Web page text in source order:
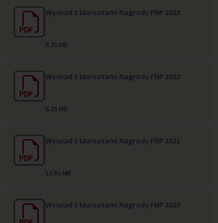
Wywiad z laureatami Nagrody FNP 2023
5.70 MB
Wywiad z laureatami Nagrody FNP 2022
6.35 MB
Wywiad z laureatami Nagrody FNP 2021
13.03 MB
Wywiad z laureatami Nagrody FNP 2020